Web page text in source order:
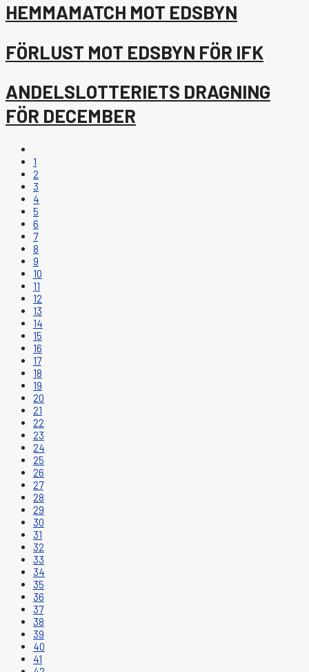
HEMMAMATCH MOT EDSBYN
FÖRLUST MOT EDSBYN FÖR IFK
ANDELSLOTTERIETS DRAGNING
FÖR DECEMBER
1
2
3
4
5
6
7
8
9
10
11
12
13
14
15
16
17
18
19
20
21
22
23
24
25
26
27
28
29
30
31
32
33
34
35
36
37
38
39
40
41